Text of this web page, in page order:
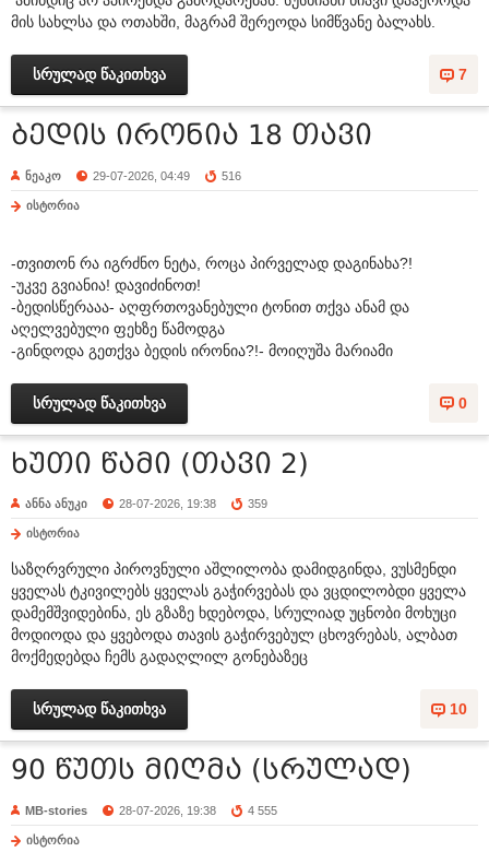
მის სახლსა და ოთახში, მაგრამ შერეოდა სიმწვანე ბალახს.
7
სრულად წაკითხვა
ბედის ირონია 18 თავი
ნეაკო 29-07-2026, 04:49 516
ისტორია
-თვითონ რა იგრძნო ნეტა, როცა პირველად დაგინახა?!
-უკვე გვიანია! დავიძინოთ!
-ბედისწერააა- აღფრთოვანებული ტონით თქვა ანამ და
აღელვებული ფეხზე წამოდგა
-გინდოდა გეთქვა ბედის ირონია?!- მოიღუშა მარიამი
0
სრულად წაკითხვა
ხუთი წამი (თავი 2)
ანნა ანუკი 28-07-2026, 19:38 359
ისტორია
საზღრვრული პიროვნული აშლილობა დამიდგინდა, ვუსმენდი
ყველას ტკივილებს ყველას გაჭირვებას და ვცდილობდი ყველა
დამემშვიდებინა, ეს გზაზე ხდებოდა, სრულიად უცნობი მოხუცი
მოდიოდა და ყვებოდა თავის გაჭირვებულ ცხოვრებას, ალბათ
მოქმედებდა ჩემს გადაღლილ გონებაზეც
10
სრულად წაკითხვა
90 წუთს მიღმა (სრულად)
MB-stories 28-07-2026, 19:38 4 555
ისტორია